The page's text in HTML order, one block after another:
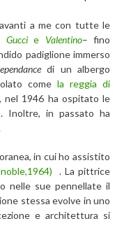
a me con tutte le
Guccie Valentino– fino
padiglione immerso
di un albergo
come la reggia di
1946 ha ospitato le
in passato ha
in cui ho assistito
. La pittrice
nelle sue pennellate il
stessa evolve in uno
e architettura si